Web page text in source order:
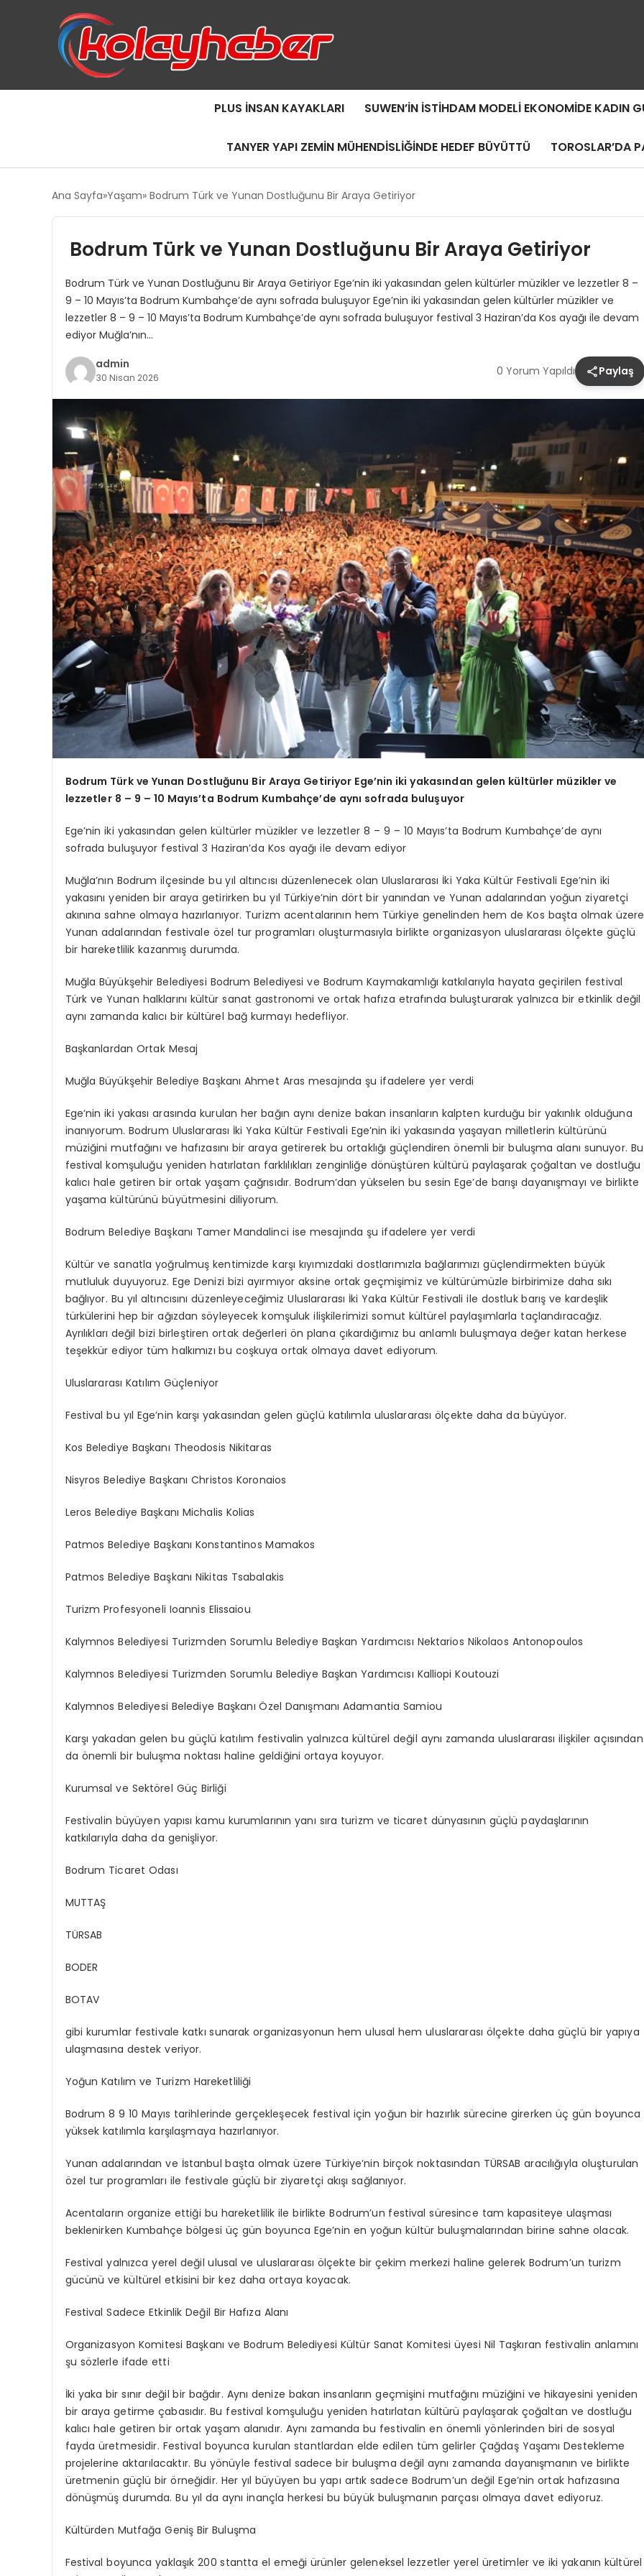
PLUS İNSAN KAYAKLARI SUWEN’IN İSTIHDAM MODELI EKONOMIDE KADIN
TANYER YAPI ZEMIN MÜHENDISLIĞINDE HEDEF BÜYÜTTÜ TOROSLAR’DA
Ana Sayfa Yaşam Bodrum Türk ve Yunan Dostluğunu Bir Araya Getiriyor
Bodrum Türk ve Yunan Dostluğunu Bir Araya Getiriyor
Bodrum Türk ve Yunan Dostluğunu Bir Araya Getiriyor Ege’nin iki yakasından gelen kültürler müzikler ve lezzetler 8 –
9 – 10 Mayıs’ta Bodrum Kumbahçe’de aynı sofrada buluşuyor Ege’nin iki yakasından gelen kültürler müzikler ve
lezzetler 8 – 9 – 10 Mayıs’ta Bodrum Kumbahçe’de aynı sofrada buluşuyor festival 3 Haziran’da Kos ayağı ile devam
ediyor Muğla’nın…
admin
30 Nisan 2026 0 Yorum Yapıldı Paylaş
Bodrum Türk ve Yunan Dostluğunu Bir Araya Getiriyor Ege’nin iki yakasından gelen kültürler müzikler ve
lezzetler 8 – 9 – 10 Mayıs’ta Bodrum Kumbahçe’de aynı sofrada buluşuyor
Ege’nin iki yakasından gelen kültürler müzikler ve lezzetler 8 – 9 – 10 Mayıs’ta Bodrum Kumbahçe’de aynı
sofrada buluşuyor festival 3 Haziran’da Kos ayağı ile devam ediyor
Muğla’nın Bodrum ilçesinde bu yıl altıncısı düzenlenecek olan Uluslararası İki Yaka Kültür Festivali Ege’nin iki
yakasını yeniden bir araya getirirken bu yıl Türkiye’nin dört bir yanından ve Yunan adalarından yoğun ziyaretçi
akınına sahne olmaya hazırlanıyor. Turizm acentalarının hem Türkiye genelinden hem de Kos başta olmak üzere
Yunan adalarından festivale özel tur programları oluşturmasıyla birlikte organizasyon uluslararası ölçekte güçlü
bir hareketlilik kazanmış durumda.
Muğla Büyükşehir Belediyesi Bodrum Belediyesi ve Bodrum Kaymakamlığı katkılarıyla hayata geçirilen festival
Türk ve Yunan halklarını kültür sanat gastronomi ve ortak hafıza etrafında buluşturarak yalnızca bir etkinlik değil
aynı zamanda kalıcı bir kültürel bağ kurmayı hedefliyor.
Başkanlardan Ortak Mesaj
Muğla Büyükşehir Belediye Başkanı Ahmet Aras mesajında şu ifadelere yer verdi
Ege’nin iki yakası arasında kurulan her bağın aynı denize bakan insanların kalpten kurduğu bir yakınlık olduğuna
inanıyorum. Bodrum Uluslararası İki Yaka Kültür Festivali Ege’nin iki yakasında yaşayan milletlerin kültürünü
müziğini mutfağını ve hafızasını bir araya getirerek bu ortaklığı güçlendiren önemli bir buluşma alanı sunuyor. Bu
festival komşuluğu yeniden hatırlatan farklılıkları zenginliğe dönüştüren kültürü paylaşarak çoğaltan ve dostluğu
kalıcı hale getiren bir ortak yaşam çağrısıdır. Bodrum’dan yükselen bu sesin Ege’de barışı dayanışmayı ve birlikte
yaşama kültürünü büyütmesini diliyorum.
Bodrum Belediye Başkanı Tamer Mandalinci ise mesajında şu ifadelere yer verdi
Kültür ve sanatla yoğrulmuş kentimizde karşı kıyımızdaki dostlarımızla bağlarımızı güçlendirmekten büyük
mutluluk duyuyoruz. Ege Denizi bizi ayırmıyor aksine ortak geçmişimiz ve kültürümüzle birbirimize daha sıkı
bağlıyor. Bu yıl altıncısını düzenleyeceğimiz Uluslararası İki Yaka Kültür Festivali ile dostluk barış ve kardeşlik
türkülerini hep bir ağızdan söyleyecek komşuluk ilişkilerimizi somut kültürel paylaşımlarla taçlandıracağız.
Ayrılıkları değil bizi birleştiren ortak değerleri ön plana çıkardığımız bu anlamlı buluşmaya değer katan herkese
teşekkür ediyor tüm halkımızı bu coşkuya ortak olmaya davet ediyorum.
Uluslararası Katılım Güçleniyor
Festival bu yıl Ege’nin karşı yakasından gelen güçlü katılımla uluslararası ölçekte daha da büyüyor.
Kos Belediye Başkanı Theodosis Nikitaras
Nisyros Belediye Başkanı Christos Koronaios
Leros Belediye Başkanı Michalis Kolias
Patmos Belediye Başkanı Konstantinos Mamakos
Patmos Belediye Başkanı Nikitas Tsabalakis
Turizm Profesyoneli Ioannis Elissaiou
Kalymnos Belediyesi Turizmden Sorumlu Belediye Başkan Yardımcısı Nektarios Nikolaos Antonopoulos
Kalymnos Belediyesi Turizmden Sorumlu Belediye Başkan Yardımcısı Kalliopi Koutouzi
Kalymnos Belediyesi Belediye Başkanı Özel Danışmanı Adamantia Samiou
Karşı yakadan gelen bu güçlü katılım festivalin yalnızca kültürel değil aynı zamanda uluslararası ilişkiler açısından
da önemli bir buluşma noktası haline geldiğini ortaya koyuyor.
Kurumsal ve Sektörel Güç Birliği
Festivalin büyüyen yapısı kamu kurumlarının yanı sıra turizm ve ticaret dünyasının güçlü paydaşlarının
katkılarıyla daha da genişliyor.
Bodrum Ticaret Odası
MUTTAŞ
TÜRSAB
BODER
BOTAV
gibi kurumlar festivale katkı sunarak organizasyonun hem ulusal hem uluslararası ölçekte daha güçlü bir yapıya
ulaşmasına destek veriyor.
Yoğun Katılım ve Turizm Hareketliliği
Bodrum 8 9 10 Mayıs tarihlerinde gerçekleşecek festival için yoğun bir hazırlık sürecine girerken üç gün boyunca
yüksek katılımla karşılaşmaya hazırlanıyor.
Yunan adalarından ve İstanbul başta olmak üzere Türkiye’nin birçok noktasından TÜRSAB aracılığıyla oluşturulan
özel tur programları ile festivale güçlü bir ziyaretçi akışı sağlanıyor.
Acentaların organize ettiği bu hareketlilik ile birlikte Bodrum’un festival süresince tam kapasiteye ulaşması
beklenirken Kumbahçe bölgesi üç gün boyunca Ege’nin en yoğun kültür buluşmalarından birine sahne olacak.
Festival yalnızca yerel değil ulusal ve uluslararası ölçekte bir çekim merkezi haline gelerek Bodrum’un turizm
gücünü ve kültürel etkisini bir kez daha ortaya koyacak.
Festival Sadece Etkinlik Değil Bir Hafıza Alanı
Organizasyon Komitesi Başkanı ve Bodrum Belediyesi Kültür Sanat Komitesi üyesi Nil Taşkıran festivalin anlamını
şu sözlerle ifade etti
İki yaka bir sınır değil bir bağdır. Aynı denize bakan insanların geçmişini mutfağını müziğini ve hikayesini yeniden
bir araya getirme çabasıdır. Bu festival komşuluğu yeniden hatırlatan kültürü paylaşarak çoğaltan ve dostluğu
kalıcı hale getiren bir ortak yaşam alanıdır. Aynı zamanda bu festivalin en önemli yönlerinden biri de sosyal
fayda üretmesidir. Festival boyunca kurulan stantlardan elde edilen tüm gelirler Çağdaş Yaşamı Destekleme
projelerine aktarılacaktır. Bu yönüyle festival sadece bir buluşma değil aynı zamanda dayanışmanın ve birlikte
üretmenin güçlü bir örneğidir. Her yıl büyüyen bu yapı artık sadece Bodrum’un değil Ege’nin ortak hafızasına
dönüşmüş durumda. Bu yıl da aynı inançla herkesi bu büyük buluşmanın parçası olmaya davet ediyoruz.
Kültürden Mutfağa Geniş Bir Buluşma
Festival boyunca yaklaşık 200 stantta el emeği ürünler geleneksel lezzetler yerel üretimler ve iki yakanın kültürel